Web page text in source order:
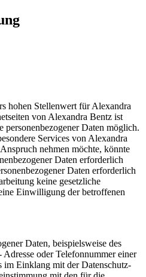
hohen Stellenwert für Alexandra
von Alexandra Bentz ist
personenbezogener Daten möglich.
Services von Alexandra
nehmen möchte, könnte
Daten erforderlich
Daten erforderlich
keine gesetzliche
Einwilligung der betroffenen
Daten, beispielsweise des
oder Telefonnummer einer
im Einklang mit der Datenschutz-